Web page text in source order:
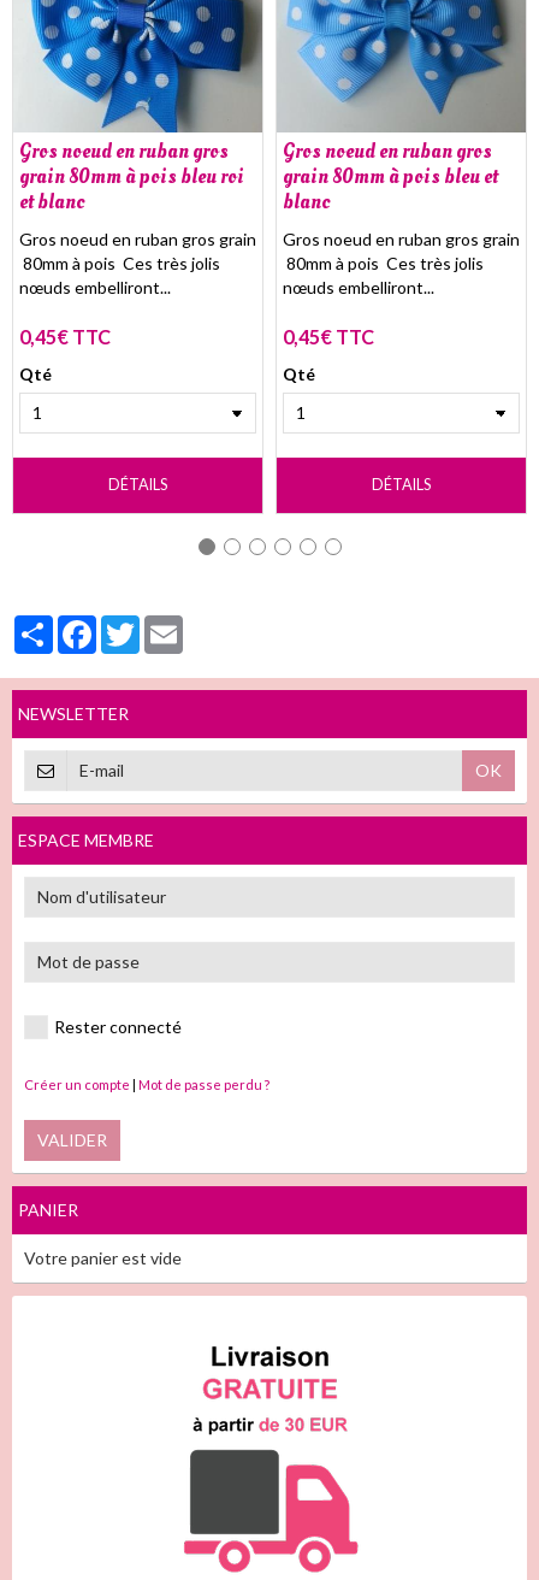
Gros noeud en ruban gros
grain 80mm à pois bleu roi
et blanc
Gros noeud en ruban gros grain
80mm à pois Ces très jolis
nœuds embelliront...
0,45€ TTC
Qté
DÉTAILS
Gros noeud en ruban gros
grain 80mm à pois bleu et
blanc
Gros noeud en ruban gros grain
80mm à pois Ces très jolis
nœuds embelliront...
0,45€ TTC
Qté
DÉTAILS
PartagerFacebook
Twitter
NEWSLETTER
OK
ESPACE MEMBRE
Rester connecté
Créer un compte | Mot de passe perdu ?
VALIDER
PANIER
Votre panier est vide